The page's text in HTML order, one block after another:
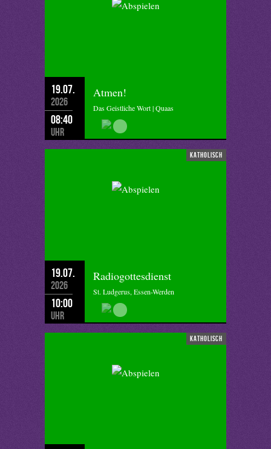
19.07.
2026
08:40
Uhr
Atmen!
Das Geistliche Wort | Quaas
katholisch
19.07.
2026
10:00
Uhr
Radiogottesdienst
St. Ludgerus, Essen-Werden
katholisch